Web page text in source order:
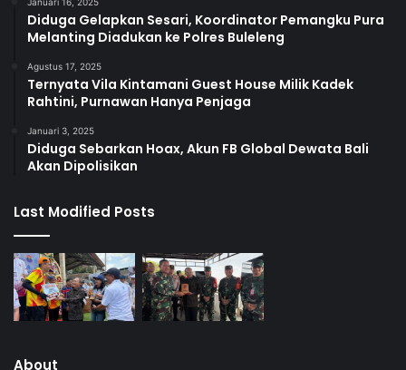
Diduga Gelapkan Sesari, Koordinator Pemangku Pura
Melanting Diadukan ke Polres Buleleng
Agustus 17, 2025
Ternyata Vila Kintamani Guest House Milik Kadek
Rahtini, Purnawan Hanya Penjaga
Januari 3, 2025
Diduga Sebarkan Hoax, Akun FB Global Dewata Bali
Akan Dipolisikan
Last Modified Posts
About